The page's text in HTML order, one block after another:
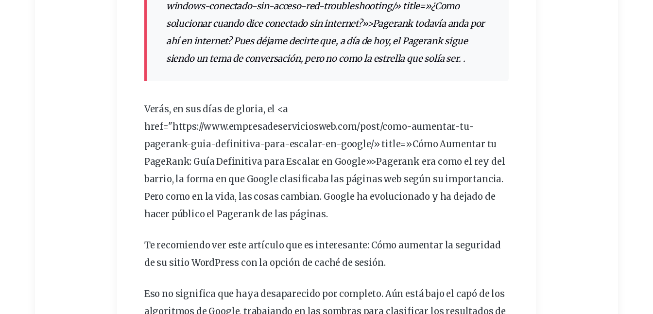
windows-conectado-sin-acceso-red-troubleshooting/» title=»¿Como
solucionar cuando dice conectado sin internet?»>Pagerank todavía anda por
ahí en internet? Pues déjame decirte que, adíade hoy, el Pageranksigue
siendo un tema deconversación, pero no como laestrellaque solía ser. .
Verás, en sus días de gloria, el <a
href="https://www.empresadeserviciosweb.com/post/como-aumentar-tu-
pagerank-guia-definitiva-para-escalar-en-google/» title=»Cómo Aumentar tu
PageRank: Guía Definitiva para Escalar en Google»>Pagerank era como el rey del
barrio, la forma en que Google clasificaba las páginasweb según su importancia.
Pero como en lavida, las cosas cambian. Google ha evolucionado y ha dejado de
hacer público el Pagerank de las páginas.
Te recomiendo ver este artículo que es interesante: Cómo aumentar la seguridad
de su sitio WordPress con la opción de caché de sesión.
Eso no significa que haya desaparecido por completo. Aún está bajo el capó de los
algoritmos de Google, trabajando en las sombras para clasificar los resultados de